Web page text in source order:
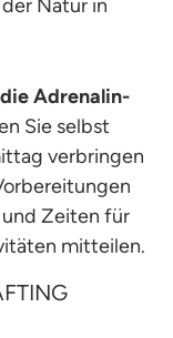
Natur in
Adrenalin-
Sie selbst
verbringen
Zeiten für
mitteilen.